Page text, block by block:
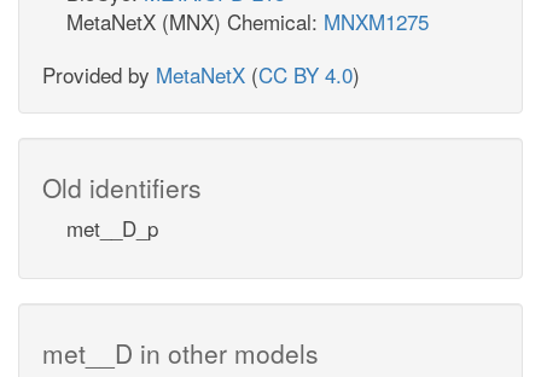
MetaNetX (MNX) Chemical: MNXM1275
Provided by MetaNetX (CC BY 4.0)
Old identifiers
met__D_p
met__D in other models